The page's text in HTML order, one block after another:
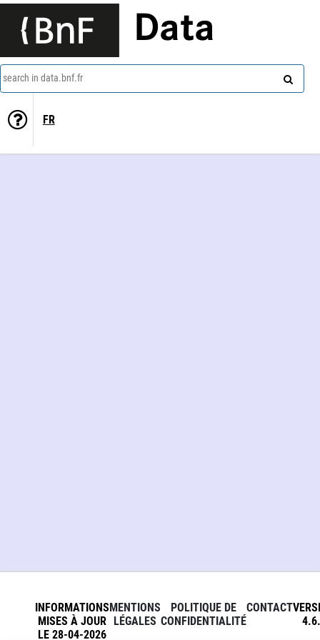
Data
search in data.bnf.fr
FR
INFORMATIONS
MISES À JOUR
LE 28-04-2026
MENTIONS
LÉGALES
POLITIQUE DE
CONFIDENTIALITÉ
CONTACT